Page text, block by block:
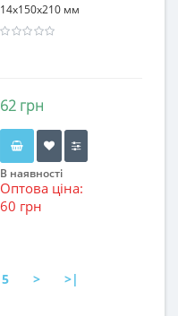
14х150x210 мм
62 грн
В наявності
Оптова ціна:
60 грн
5 > >|